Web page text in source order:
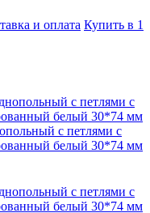
и оплата Купить в 1
с петлями с
белый 30*74 мм